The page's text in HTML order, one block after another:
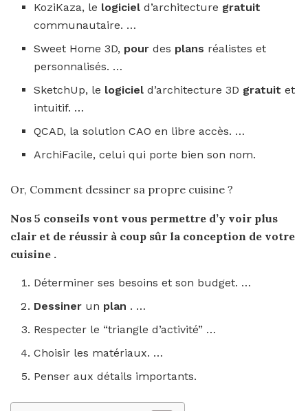
KoziKaza, le logicield’architecture gratuit
communautaire. …
Sweet Home 3D, pourdes plans réalistes et
personnalisés. …
SketchUp, le logicield’architecture 3D gratuitet
intuitif. …
QCAD, la solution CAO en libre accès. …
ArchiFacile, celui qui porte bien son nom.
Or, Comment dessiner sa propre cuisine ?
Nos 5 conseils vont vous permettre d’y voir plus
clair et de réussir à coup sûr la conception de votre
cuisine .
Déterminer ses besoins et son budget. …
Dessiner un plan . …
Respecter le “triangle d’activité” …
Choisir les matériaux. …
Penser aux détails importants.